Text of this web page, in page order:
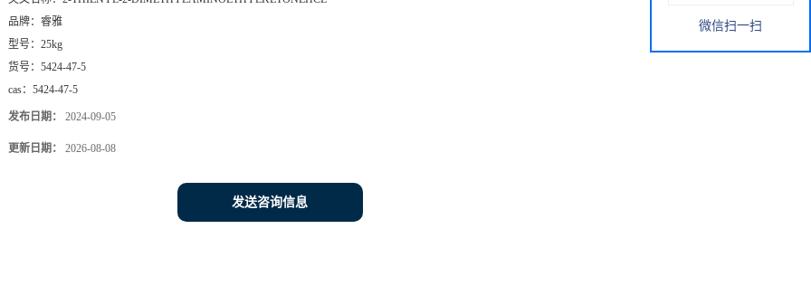
品牌： 睿雅
型号： 25kg
货号： 5424-47-5
cas： 5424-47-5
发布日期： 2024-09-05
更新日期： 2026-08-08
发送咨询信息
微信扫一扫